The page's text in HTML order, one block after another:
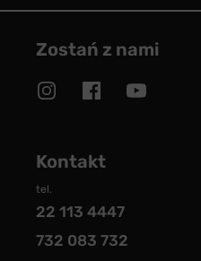
Zostań z nami
Kontakt
tel.
22 113 4447
732 083 732